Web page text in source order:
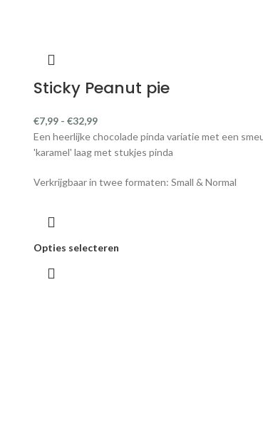
Sticky Peanut pie
€7,99 - €32,99
Een heerlijke chocolade pinda variatie met een
'karamel' laag met stukjes pinda
Verkrijgbaar in twee formaten: Small & Normal
Opties selecteren